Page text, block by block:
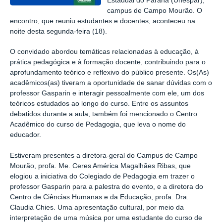
campus de Campo Mourão. O
encontro, que reuniu estudantes e docentes, aconteceu na
noite desta segunda-feira (18).
O convidado abordou temáticas relacionadas à educação, à
prática pedagógica e à formação docente, contribuindo para o
aprofundamento teórico e reflexivo do público presente. Os(As)
acadêmicos(as) tiveram a oportunidade de sanar dúvidas com o
professor Gasparin e interagir pessoalmente com ele, um dos
teóricos estudados ao longo do curso. Entre os assuntos
debatidos durante a aula, também foi mencionado o Centro
Acadêmico do curso de Pedagogia, que leva o nome do
educador.
Estiveram presentes a diretora-geral do Campus de Campo
Mourão, profa. Me. Ceres América Magalhães Ribas, que
elogiou a iniciativa do Colegiado de Pedagogia em trazer o
professor Gasparin para a palestra do evento, e a diretora do
Centro de Ciências Humanas e da Educação, profa. Dra.
Claudia Chies. Uma apresentação cultural , por meio da
interpretação de uma música por uma estudante do curso de